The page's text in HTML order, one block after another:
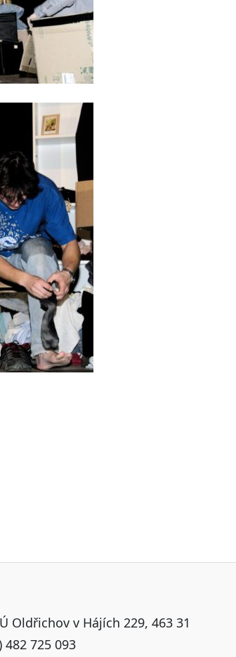
Oldřichov v Hájích 229, 463 31
482 725 093